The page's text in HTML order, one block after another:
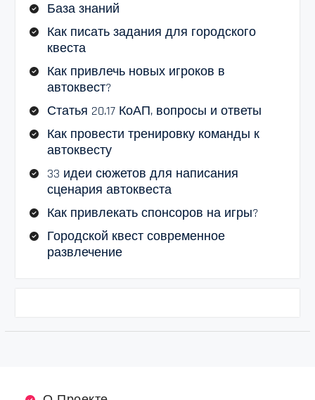
База знаний
Как писать задания для городского
квеста
Как привлечь новых игроков в
автоквест?
Статья 20.17 КоАП, вопросы и ответы
Как провести тренировку команды к
автоквесту
33 идеи сюжетов для написания
сценария автоквеста
Как привлекать спонсоров на игры?
Городской квест современное
развлечение